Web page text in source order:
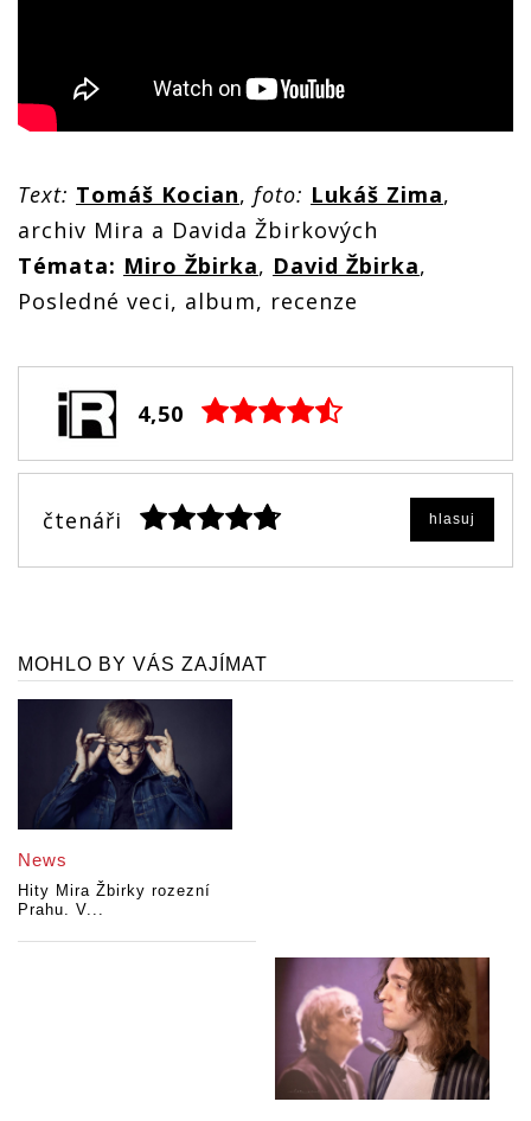
Text: Tomáš Kocian, foto: Lukáš Zima,
archiv Mira a Davida Žbirkových
Témata: Miro Žbirka, David Žbirka,
Posledné veci, album, recenze
4,50
čtenáři hlasuj
MOHLO BY VÁS ZAJÍMAT
News
Hity Mira Žbirky rozezní
Prahu. V...